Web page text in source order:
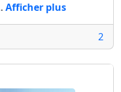
Afficher plus
2